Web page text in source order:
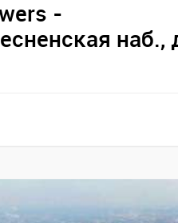
-
наб.,